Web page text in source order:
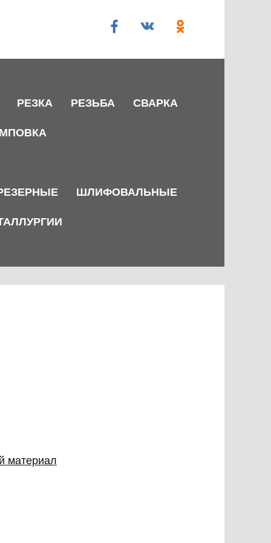
РЕЗКА РЕЗЬБА СВАРКА
ШЛИФОВАЛЬНЫЕ
материал